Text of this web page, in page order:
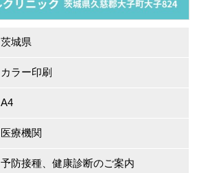
茨城県
カラー印刷
A4
医療機関
予防接種、健康診断のご案内